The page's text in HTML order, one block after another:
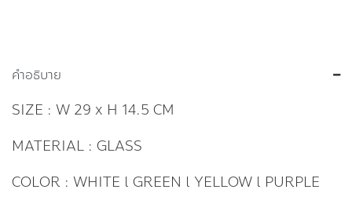
คำอธิบาย
SIZE : W 29 x H 14.5 CM
MATERIAL : GLASS
COLOR : WHITE l GREEN l YELLOW l PURPLE